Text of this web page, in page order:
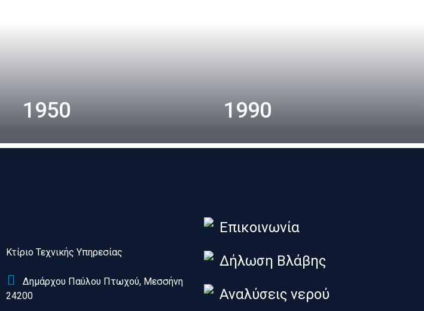
1950 1990
Κτίριο Τεχνικής Υπηρεσίας
Δημάρχου Παύλου Πτωχού, Μεσσήνη
24200
Επικοινωνία
Δήλωση Βλάβης
Αναλύσεις νερού